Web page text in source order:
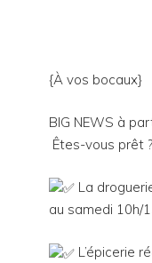
{À vos bocaux}
BIG NEWS à
Êtes-vous prêt
La
au samedi 10h/
L’épicerie